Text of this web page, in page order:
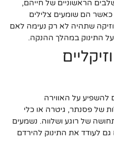
הראשוניים של חייהם,
כאשר הם שומעים צלילים
שתהיה לא רק נעימה לאם
התינוק במהלך ההנקה.
להשפיע על האווירה
של פסנתר, גיטרה או כלי
של רוגע ושלווה. נשמעים
גם לעודד את התינוק להירדם